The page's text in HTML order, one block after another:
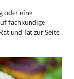
oder eine
fachkundige
und Tat zur Seite